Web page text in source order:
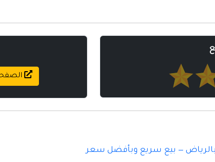
— بيع سريع وبأفضل سعر